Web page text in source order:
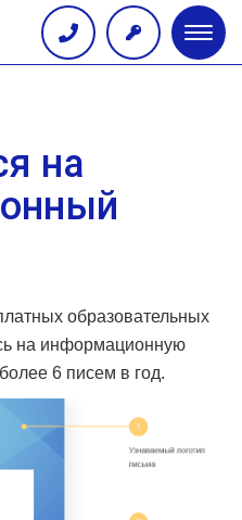
меню
на
образовательных
на информационную
6 писем в год.